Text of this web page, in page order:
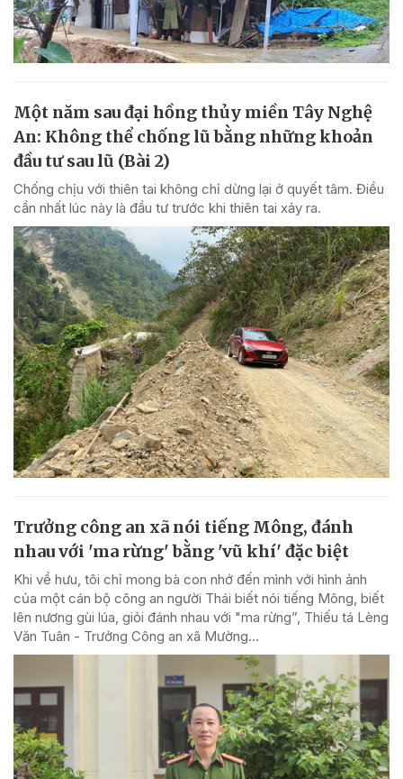
Một năm sau đại hồng thủy miền Tây Nghệ
An: Không thể chống lũ bằng những khoản
đầu tư sau lũ (Bài 2)
Chống chịu với thiên tai không chỉ dừng lại ở quyết tâm. Điều
cần nhất lúc này là đầu tư trước khi thiên tai xảy ra.
Trưởng công an xã nói tiếng Mông, đánh
nhau với 'ma rừng' bằng 'vũ khí' đặc biệt
Khi về hưu, tôi chỉ mong bà con nhớ đến mình với hình ảnh
của một cán bộ công an người Thái biết nói tiếng Mông, biết
lên nương gùi lúa, giỏi đánh nhau với "ma rừng”, Thiếu tá Lèng
Văn Tuân - Trưởng Công an xã Mường...